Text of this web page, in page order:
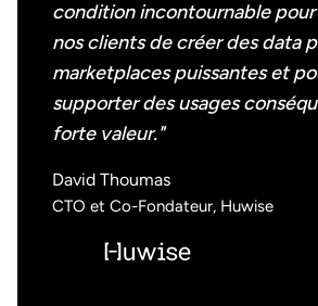
condition incontournable
nos clients de créer des data
marketplaces puissantes et
supporter des usages
forte valeur."
David Thoumas
CTO et Co-Fondateur, Huwise